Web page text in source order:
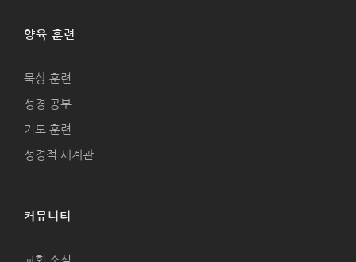
양육 훈련
묵상 훈련
성경 공부
기도 훈련
성경적 세계관
커뮤니티